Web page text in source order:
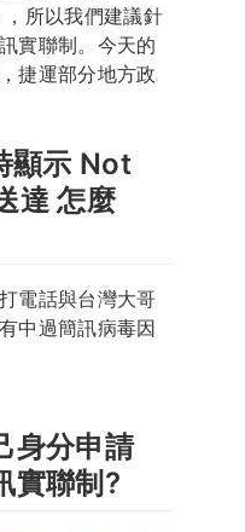
所以我們建議針
實聯制。今天的
捷運部分地方政
顯示 Not
達 怎麼
電話與台灣大哥
中過簡訊病毒因
身分申請
實聯制?